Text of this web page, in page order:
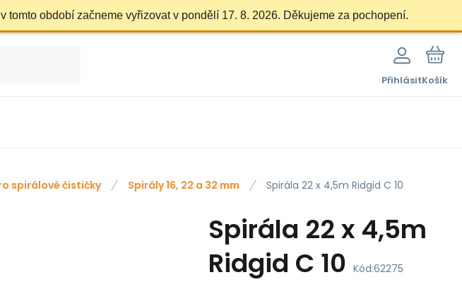
období začneme vyřizovat v pondělí 17. 8. 2026. Děkujeme za pochopení.
PřihlásitKošík
spirálové čističky Spirály 16, 22 a 32 mm Spirála 22 x 4,5m Ridgid C 10
Spirála 22 x 4,5m
Ridgid C 10 Kód:62275